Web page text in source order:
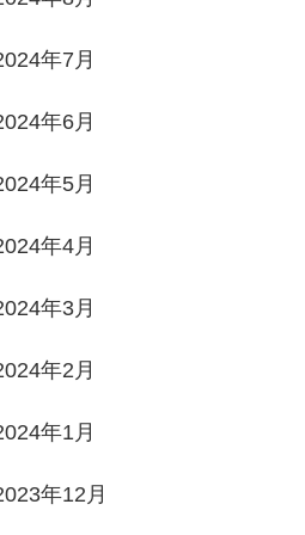
年7月
年6月
年5月
年4月
年3月
年2月
年1月
年12月